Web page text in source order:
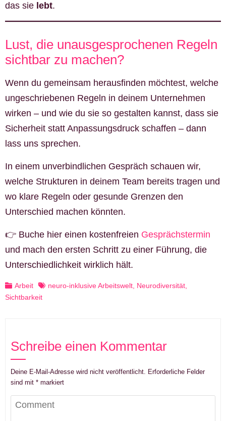
das sie lebt.
Lust, die unausgesprochenen Regeln
sichtbar zu machen?
Wenn du gemeinsam herausfinden möchtest, welche
ungeschriebenen Regeln in deinem Unternehmen
wirken – und wie du sie so gestalten kannst, dass sie
Sicherheit statt Anpassungsdruck schaffen – dann
lass uns sprechen.
In einem unverbindlichen Gespräch schauen wir,
welche Strukturen in deinem Team bereits tragen und
wo klare Regeln oder gesunde Grenzen den
Unterschied machen könnten.
👉 Buche hier einen kostenfreien Gesprächstermin
und mach den ersten Schritt zu einer Führung, die
Unterschiedlichkeit wirklich hält.
Arbeit neuro-inklusive Arbeitswelt Neurodiversität
Sichtbarkeit
Schreibe einen Kommentar
Deine E-Mail-Adresse wird nicht veröffentlicht.
Erforderliche Felder
sind mit * markiert